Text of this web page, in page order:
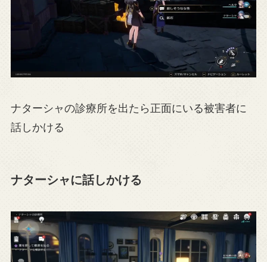
ナターシャの診療所を出たら正面にいる被害者に
話しかける
ナターシャに話しかける